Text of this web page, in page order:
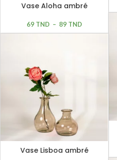
Vase Aloha ambré
69 TND – 89 TND
Vase Lisboa ambré